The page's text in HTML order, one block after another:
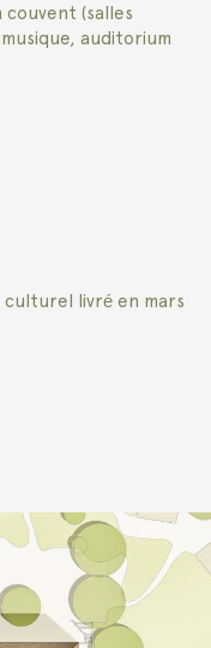
(salles
auditorium
culturel livré en mars